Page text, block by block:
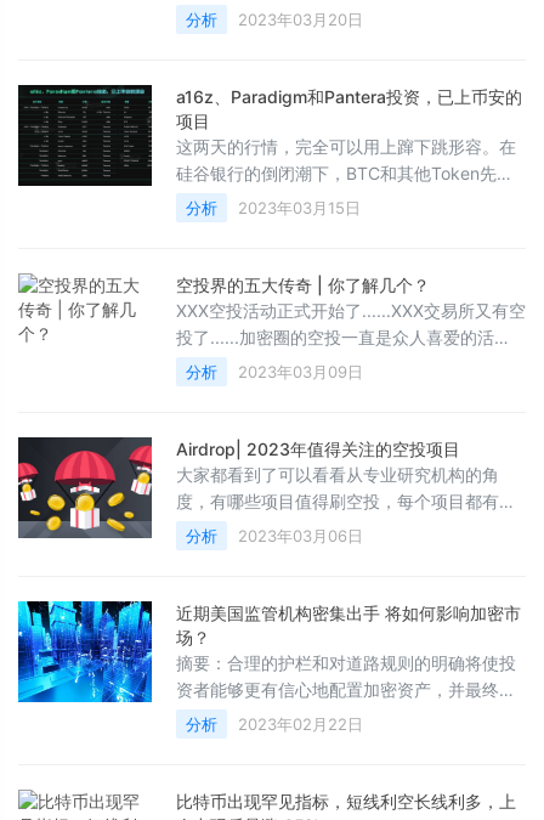
件讯息，尽请期待！相信测试网 3 第三阶段开
启的那一天也要来到了！先一起和小编来回顾
About Testnet 3Aleo 是 Web3 中第一个推出
去中心化私有计算的公链，它的愿景是准备彻
底改变区块链行业，创造一
分析 2023年03月20日
a16z、Paradigm和Pantera投资，已上币安的
项目
这两天的行情，完全可以用上蹿下跳形容。在
硅谷银行的倒闭潮下，BTC和其他Token先是
大规模走跌，而后又因为金融恐慌蔓延和老美
的救市援助出来后，来了一波集体性冲涨。如
的深度，是重中之重。今天，我们梳理了
a16z、Paradigm和Pantera投资，且目前已上
线币安的项目，供大家参考。
分析 2023年03月15日
空投界的五大传奇 | 你了解几个？
XXX空投活动正式开始了......XXX交易所又有空
投了......加密圈的空投一直是众人喜爱的活
动，每每有空投，总会有一大帮人参与。很多
人往往抱着通过空投暴富的心态，凡是空投，
解空投吗？ 空投=天上掉馅饼？首先介绍一下
空投是什么，空投即为了吸引用户关注项目，
在一个时间点，用快照记录的形式按其他代币
在钱包的占比情况按比例赠送给潜在用户，简
单来说就是免费给你
分析 2023年03月09日
Airdrop| 2023年值得关注的空投项目
大家都看到了可以看看从专业研究机构的角
度，有哪些项目值得刷空投，每个项目都有理
由提出理由，包含defi和NFT协议。零成本从
Defi 中赚钱最好的方式就是 Airdrop（空
放代币的 L2 之一，也是目前 L2 中 TVL 最高
的链。在 2022 年的奥德赛活动中，Arbitrum
展示出了对用户的吸引力，与此同时也因为体
验不佳而暂停
分析 2023年03月06日
近期美国监管机构密集出手 将如何影响加密市
场？
摘要：合理的护栏和对道路规则的明确将使投
资者能够更有信心地配置加密资产，并最终支
撑加密市场价格的上涨。作者：NYDIG 全球研
究主管 Greg Cipolaro 编译：WEEX Blog比特
近期美国监管机构的一系列举动对加密货币行
分析 2023年02月22日
比特币出现罕见指标，短线利空长线利多，上